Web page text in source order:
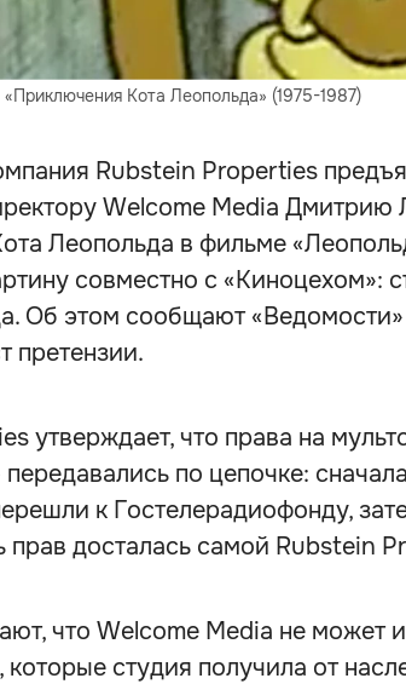
Кота Леопольда» (1975-1987)
Rubstein Properties
Welcome Media Дмитрию
Леопольда в фильме
совместно с «Киноцехом»:
Об этом сообщают
претензии.
утверждает, что права на
по цепочке:
к Гостелерадиофонду,
прав досталась самой Rubstein
что Welcome Media не может
которые студия получила от